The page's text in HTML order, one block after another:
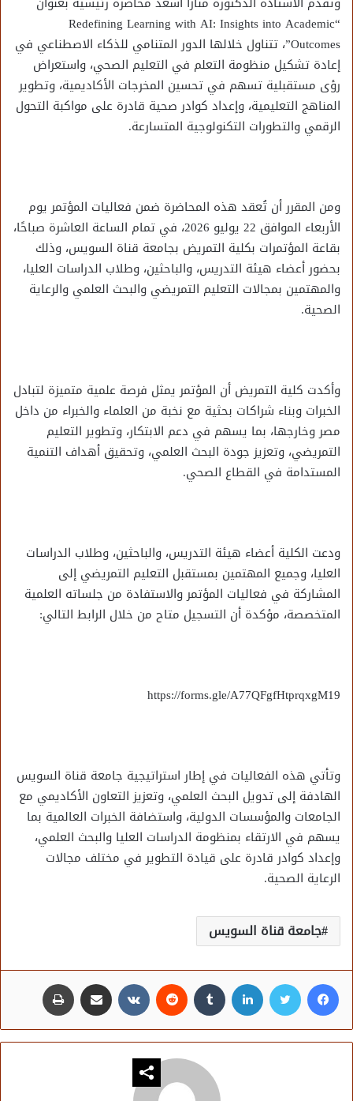
“Redefining Learning with AI: Insights into Academic
Outcomes”، تتناول خلالها الدور المتنامي للذكاء الاصطناعي في
إعادة تشكيل منظومة التعلم في التعليم الصحي، واستعراض
رؤى مستقبلية تسهم في تحسين المخرجات الأكاديمية، وتطوير
المناهج التعليمية، وإعداد كوادر صحية قادرة على مواكبة التحول
الرقمي والتطورات التكنولوجية المتسارعة.
ومن المقرر أن تُعقد هذه المحاضرة ضمن فعاليات المؤتمر يوم
الأربعاء الموافق 22 يوليو 2026، في تمام الساعة العاشرة صباحًا،
بقاعة المؤتمرات بكلية التمريض بجامعة قناة السويس، وذلك
بحضور أعضاء هيئة التدريس، والباحثين، وطلاب الدراسات العليا،
والمهتمين بمجالات التعليم التمريضي والبحث العلمي والرعاية
الصحية.
وأكدت كلية التمريض أن المؤتمر يمثل فرصة علمية متميزة لتبادل
الخبرات وبناء شراكات بحثية مع نخبة من العلماء والخبراء من داخل
مصر وخارجها، بما يسهم في دعم الابتكار، وتطوير التعليم
التمريضي، وتعزيز جودة البحث العلمي، وتحقيق أهداف التنمية
المستدامة في القطاع الصحي.
ودعت الكلية أعضاء هيئة التدريس، والباحثين، وطلاب الدراسات
العليا، وجميع المهتمين بمستقبل التعليم التمريضي إلى
المشاركة في فعاليات المؤتمر والاستفادة من جلساته العلمية
المتخصصة، مؤكدة أن التسجيل متاح من خلال الرابط التالي:
https://forms.gle/A77QFgfHtprqxgM19
وتأتي هذه الفعاليات في إطار استراتيجية جامعة قناة السويس
الهادفة إلى تدويل البحث العلمي، وتعزيز التعاون الأكاديمي مع
الجامعات والمؤسسات الدولية، واستضافة الخبرات العالمية بما
يسهم في الارتقاء بمنظومة الدراسات العليا والبحث العلمي،
وإعداد كوادر قادرة على قيادة التطوير في مختلف مجالات
الرعاية الصحية.
جامعة قناة السويس
فيسبوك تويتر لينكدإن مشاركة عبر البريد